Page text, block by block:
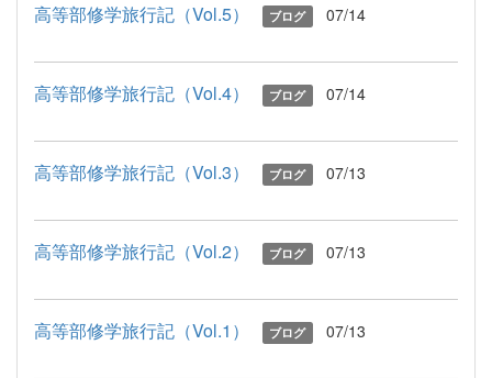
高等部修学旅行記（Vol.5） ブログ 07/14
高等部修学旅行記（Vol.4） ブログ 07/14
高等部修学旅行記（Vol.3） ブログ 07/13
高等部修学旅行記（Vol.2） ブログ 07/13
高等部修学旅行記（Vol.1） ブログ 07/13